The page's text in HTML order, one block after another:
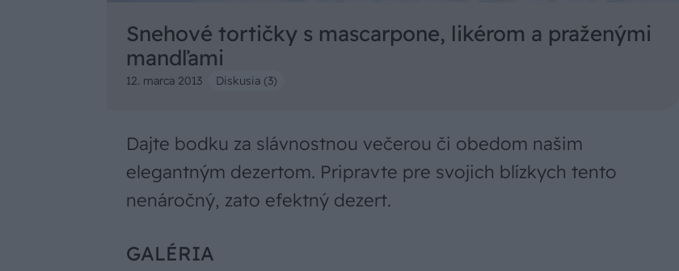
Snehové tortičky s mascarpone, likérom a praženými
mandľami
12. marca 2013 Diskusia (3)
Dajte bodku za slávnostnou večerou či obedom našim
elegantným dezertom. Pripravte pre svojich blízkych tento
nenáročný, zato efektný dezert.
GALÉRIA